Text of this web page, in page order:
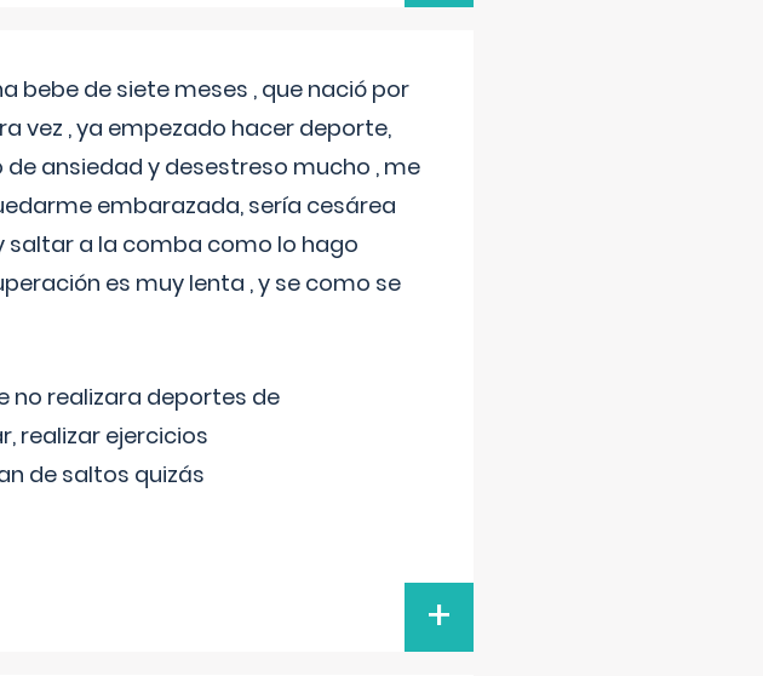
bebe de siete meses , que nació por
vez , ya empezado hacer deporte,
ansiedad y desestreso mucho , me
embarazada, sería cesárea
saltar a la comba como lo hago
es muy lenta , y se como se
no realizara deportes de
realizar ejercicios
de saltos quizás
+